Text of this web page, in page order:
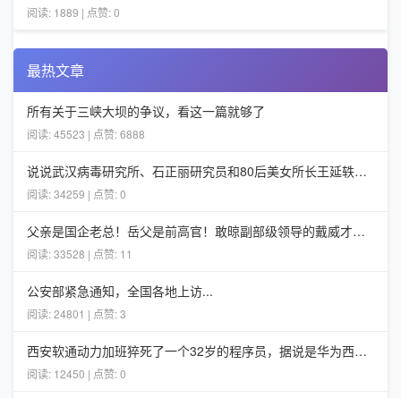
阅读: 1889 | 点赞: 0
最热文章
所有关于三峡大坝的争议，看这一篇就够了
阅读: 45523 | 点赞: 6888
说说武汉病毒研究所、石正丽研究员和80后美女所长王延轶的一些事
阅读: 34259 | 点赞: 0
父亲是国企老总！岳父是前高官！敢晾副部级领导的戴威才不担心ofo
阅读: 33528 | 点赞: 11
公安部紧急通知，全国各地上访...
阅读: 24801 | 点赞: 3
西安软通动力加班猝死了一个32岁的程序员，据说是华为西安5G项目组的
阅读: 12450 | 点赞: 0